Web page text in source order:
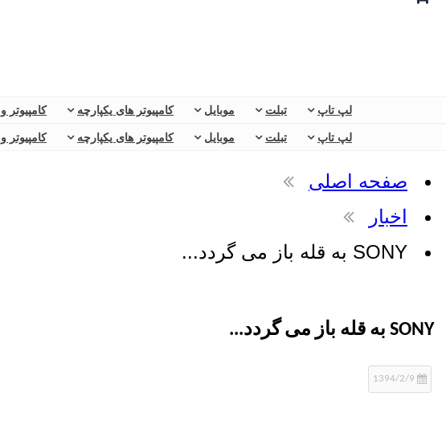
لپ تاپ تبلت موبایل کامپیوتر های یکپارچه کامپیوتر
لپ تاپ تبلت موبایل کامپیوتر های یکپارچه کامپیوتر
صفحه اصلی
اخبار
SONY به قله باز می گردد...
SONY به قله باز می گردد...